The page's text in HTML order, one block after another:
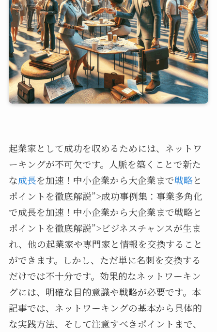
起業家として成功を収めるためには、ネットワ
ーキングが不可欠です。人脈を築くことで新た
な成長を加速！中小企業から大企業まで戦略と
ポイントを徹底解説”>成功事例集：事業多角化
で成長を加速！中小企業から大企業まで戦略と
ポイントを徹底解説”>ビジネスチャンスが生ま
れ、他の起業家や専門家と情報を交換すること
ができます。しかし、ただ単に名刺を交換する
だけでは不十分です。効果的なネットワーキン
グには、明確な目的意識や戦略が必要です。本
記事では、ネットワーキングの基本から具体的
な実践方法、そして注意すべきポイントまで、